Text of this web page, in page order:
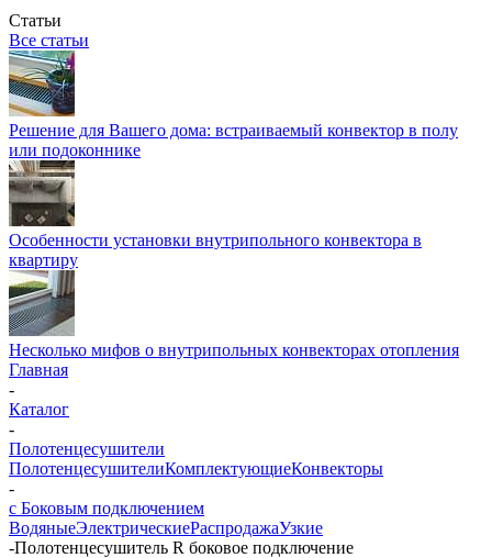
Статьи
Все статьи
Решение для Вашего дома: встраиваемый конвектор в полу
или подоконнике
Особенности установки внутрипольного конвектора в
квартиру
Несколько мифов о внутрипольных конвекторах отопления
Главная
-
Каталог
-
Полотенцесушители
ПолотенцесушителиКомплектующиеКонвекторы
-
с Боковым подключением
ВодяныеЭлектрическиеРаспродажаУзкие
-Полотенцесушитель R боковое подключение